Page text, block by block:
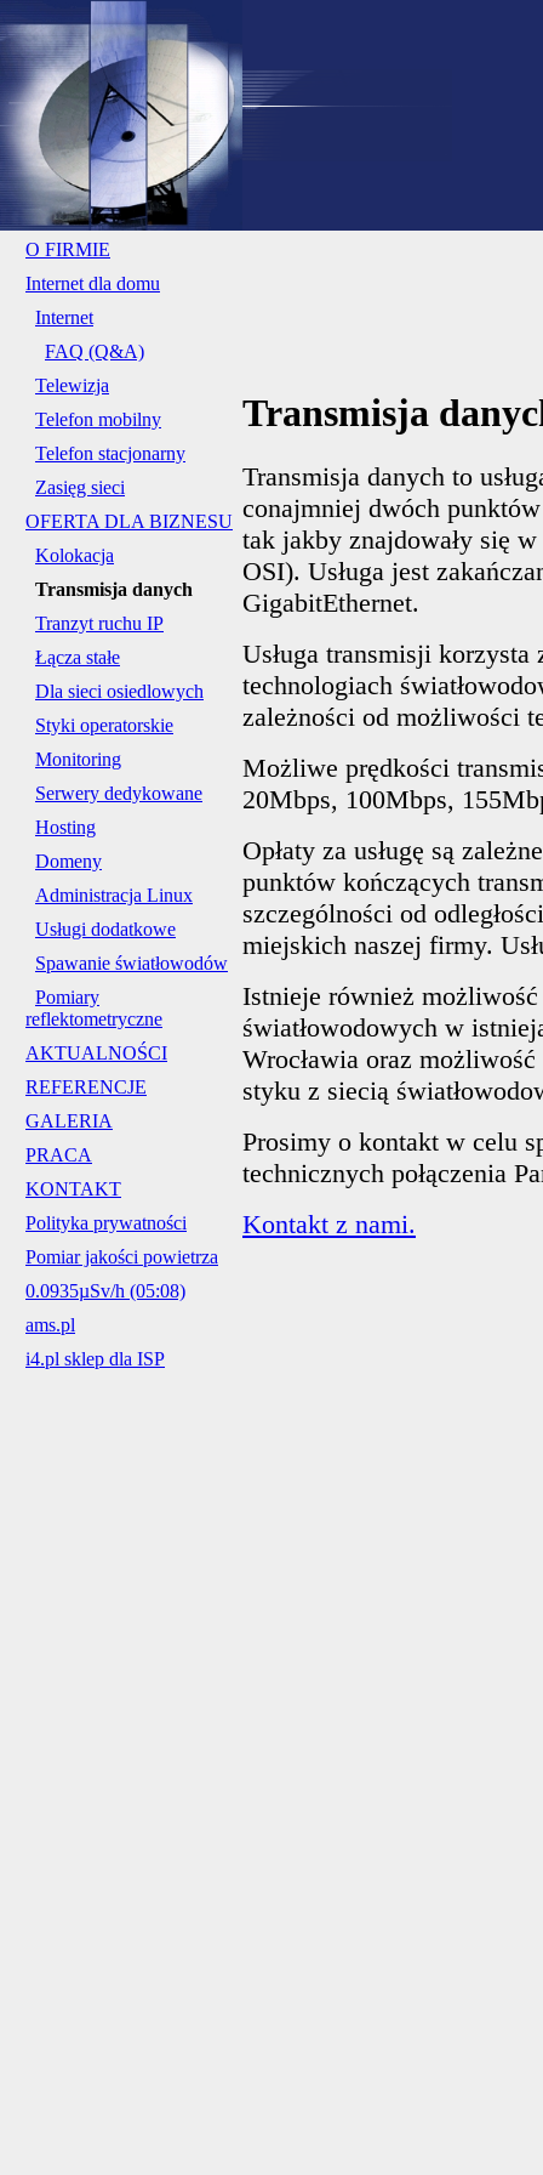
O FIRMIE
Internet dla domu
Internet
FAQ (Q&A)
Telewizja
Telefon mobilny
Telefon stacjonarny
Zasięg sieci
OFERTA DLA BIZNESU
Kolokacja
Transmisja danych
Tranzyt ruchu IP
Łącza stałe
Dla sieci osiedlowych
Styki operatorskie
Monitoring
Serwery dedykowane
Hosting
Domeny
Administracja Linux
Usługi dodatkowe
Spawanie światłowodów
Pomiary
reflektometryczne
AKTUALNOŚCI
REFERENCJE
GALERIA
PRACA
KONTAKT
Polityka prywatności
Pomiar jakości powietrza
0.0935µSv/h (05:08)
ams.pl
i4.pl sklep dla ISP
Transmisja
Transmisja danych to
conajmniej dwóch
tak jakby znajdowały się
OSI). Usługa jest
GigabitEthernet.
Usługa transmisji
technologiach
zależności od możliwości
Możliwe prędkości
20Mbps, 100Mbps,
Opłaty za usługę są
punktów kończących
szczególności od
miejskich naszej firmy.
Istnieje również
światłowodowych w
Wrocławia oraz możliwość
styku z siecią
Prosimy o kontakt w celu
technicznych połączenia
Kontakt z nami.